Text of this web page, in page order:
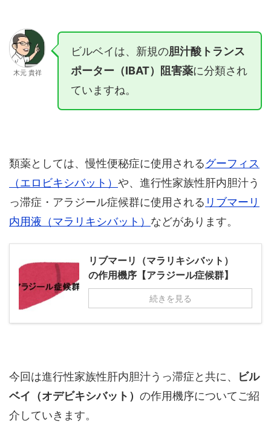
木元 貴祥
ビルベイは、新規の胆汁酸トランス
ポーター（IBAT）阻害薬に分類され
ていますね。
類薬としては、慢性便秘症に使用されるグーフィス
（エロビキシバット） や、進行性家族性肝内胆汁う
っ滞症・アラジール症候群に使用される リブマーリ
内用液（マラリキシバット） などがあります。
リブマーリ（マラリキシバット）
の作用機序【アラジール症候群】
続きを見る
今回は進行性家族性肝内胆汁うっ滞症と共に、
ビル
ベイ（オデビキシバット） の作用機序についてご紹
介していきます。